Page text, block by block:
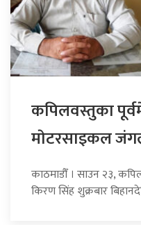
कपिलवस्तुका
माेटरसाइकल
काठमाडौँ । साउन २३,
किरण सिंह शुक्रबार